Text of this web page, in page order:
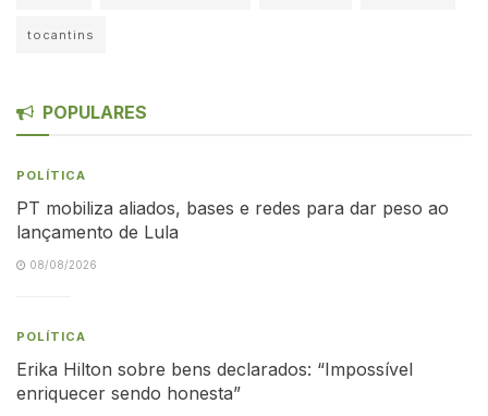
tocantins
POPULARES
POLÍTICA
PT mobiliza aliados, bases e redes para dar peso ao
lançamento de Lula
08/08/2026
POLÍTICA
Erika Hilton sobre bens declarados: “Impossível
enriquecer sendo honesta”